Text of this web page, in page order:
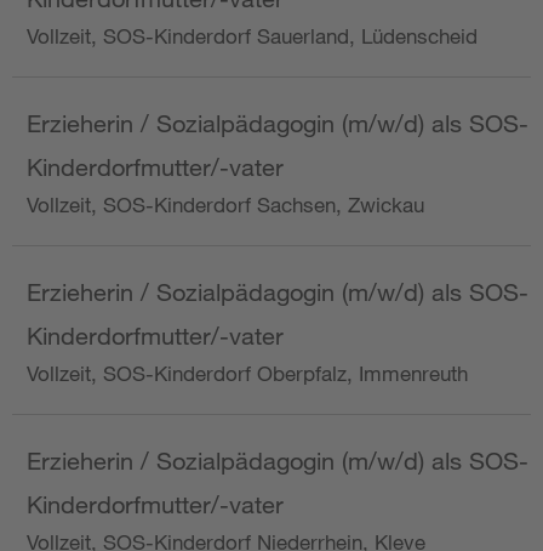
Vollzeit, SOS-Kinderdorf Sauerland, Lüdenscheid
Erzieherin / Sozialpädagogin (m/w/d) als SOS-
Kinderdorfmutter/-vater
Vollzeit, SOS-Kinderdorf Sachsen, Zwickau
Erzieherin / Sozialpädagogin (m/w/d) als SOS-
Kinderdorfmutter/-vater
Vollzeit, SOS-Kinderdorf Oberpfalz, Immenreuth
Erzieherin / Sozialpädagogin (m/w/d) als SOS-
Kinderdorfmutter/-vater
Vollzeit, SOS-Kinderdorf Niederrhein, Kleve